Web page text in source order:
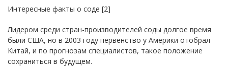
Интересные факты о соде [2]
Лидером среди стран-производителей соды долгое время
были США, но в 2003 году первенство у Америки отобрал
Китай, и по прогнозам специалистов, такое положение
сохраниться в будущем.